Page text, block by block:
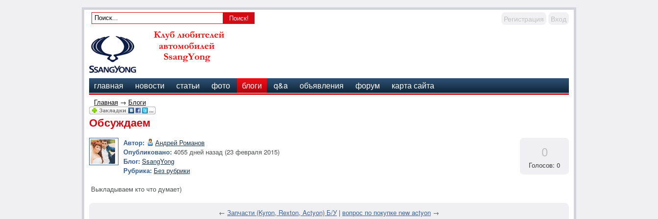
Регистрация Вход
главная новости статьи фото блоги q&a объявления форум карта сайта
Главная → Блоги
Обсуждаем
Автор:
Андрей Романов
Опубликовано: 4055 дней назад (23 февраля 2015)
Блог: SsangYong
Рубрика: Без рубрики
0
Голосов: 0
Выкладываем кто что думает)
← Запчасти (Kyron, Rexton, Actyon) Б/У | вопрос по покупке new actyon →